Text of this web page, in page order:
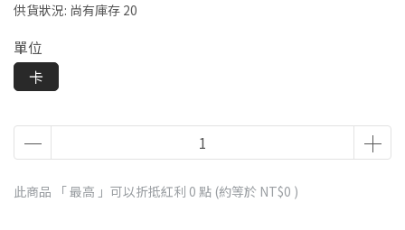
供貨狀況: 尚有庫存 20
單位
卡
此商品 「 最高 」可以折抵紅利 0 點 (約等於 NT$0 )